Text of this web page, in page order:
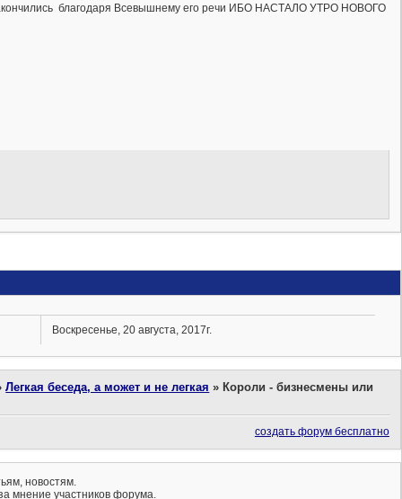
благодаря Всевышнему его речи ИБО НАСТАЛО УТРО НОВОГО
Воскресенье, 20 августа, 2017г.
Легкая беседа, а может и не легкая » Короли - бизнесмены или
создать форум бесплатно
новостям.
мнение участников форума.